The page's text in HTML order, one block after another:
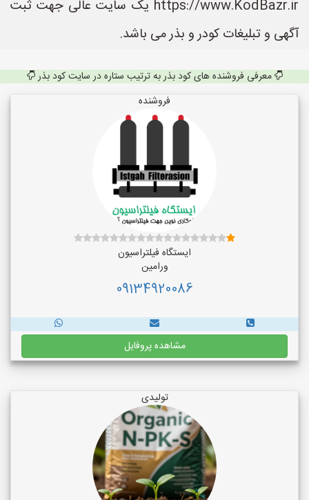
https://www.KodBazr.ir یک سایت عالی جهت ثبت
آگهی و تبلیغات کودر و بذر می باشد.
معرفی فروشنده های کود بذر به ترتیب ستاره در سایت کود بذر
فروشنده
ایستگاه فیلتراسیون
ورامین
09134920086
مشاهده پروفایل
تولیدی